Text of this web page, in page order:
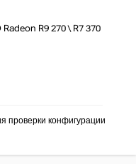
Radeon R9 270 \ R7 370
проверки конфигурации